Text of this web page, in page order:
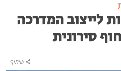
לייצוב המדרכה
סירונית
שיתוף